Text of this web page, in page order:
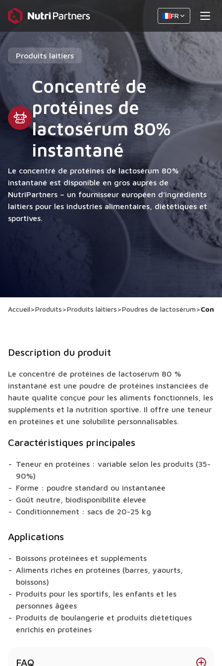
FR
Produits laitiers
Concentré de
protéines de
lactosérum 80%
instantané
Le concentré de protéines de lactosérum 80%
instantané est disponible en gros auprès de
NutriPartners – un fournisseur européen d’ingrédients
laitiers pour les industries alimentaires, diététiques et
sportives.
Accueil>Produits>Produits laitiers>Poudres de lactosérum>
Description du produit
Le concentré de protéines de lactosérum 80 %
instantané est une poudre de protéines instanciées de
haute qualité conçue pour les aliments fonctionnels, les
suppléments et la nutrition sportive. Il offre une teneur
en protéines et une solubilité personnalisables.
Caractéristiques principales
Teneur en protéines : variable selon les produits (35-
90%)
Forme : poudre standard ou instantanée
Goût neutre, biodisponibilité élevée
Conditionnement : sacs de 20-25 kg
Applications
Boissons protéinées et suppléments
Aliments riches en protéines (barres, yaourts,
boissons)
Produits pour les sportifs, les enfants et les
personnes âgées
Produits de boulangerie et produits diététiques
enrichis en protéines
FAQ